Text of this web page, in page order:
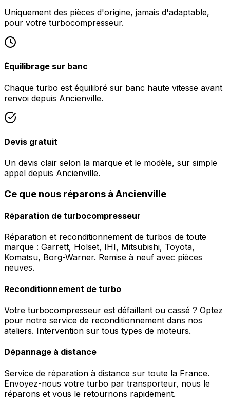
Uniquement des pièces d'origine, jamais d'adaptable,
pour votre turbocompresseur.
Équilibrage sur banc
Chaque turbo est équilibré sur banc haute vitesse avant
renvoi depuis Ancienville.
Devis gratuit
Un devis clair selon la marque et le modèle, sur simple
appel depuis Ancienville.
Ce que nous réparons à Ancienville
Réparation de turbocompresseur
Réparation et reconditionnement de turbos de toute
marque : Garrett, Holset, IHI, Mitsubishi, Toyota,
Komatsu, Borg-Warner. Remise à neuf avec pièces
neuves.
Reconditionnement de turbo
Votre turbocompresseur est défaillant ou cassé ? Optez
pour notre service de reconditionnement dans nos
ateliers. Intervention sur tous types de moteurs.
Dépannage à distance
Service de réparation à distance sur toute la France.
Envoyez-nous votre turbo par transporteur, nous le
réparons et vous le retournons rapidement.